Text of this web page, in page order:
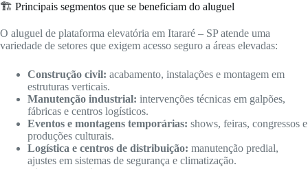
🏗️ Principais segmentos que se beneficiam do aluguel
O aluguel de plataforma elevatória em Itararé – SP atende uma
variedade de setores que exigem acesso seguro a áreas elevadas:
Construção civil: acabamento, instalações e montagem em
estruturas verticais.
Manutenção industrial: intervenções técnicas em galpões,
fábricas e centros logísticos.
Eventos e montagens temporárias: shows, feiras, congressos e
produções culturais.
Logística e centros de distribuição: manutenção predial,
ajustes em sistemas de segurança e climatização.